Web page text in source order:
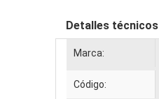
Detalles técnicos
Marca:
Código: